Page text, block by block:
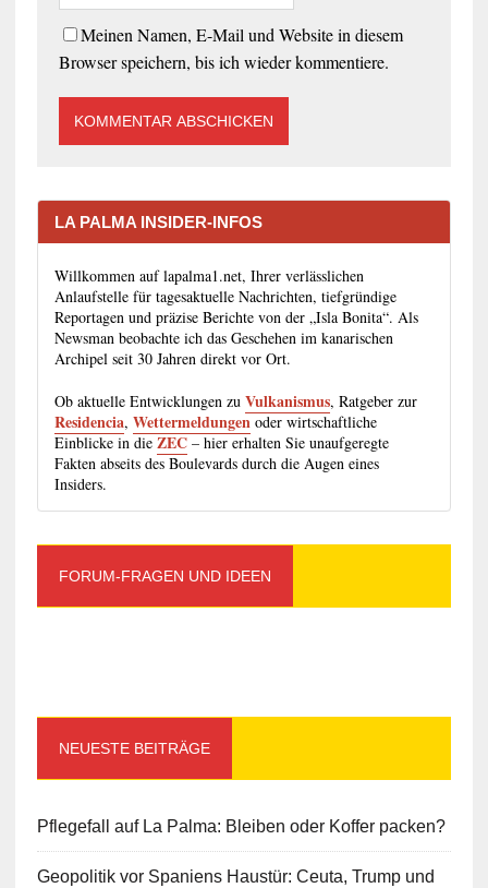
Meinen Namen, E-Mail und Website in diesem
Browser speichern, bis ich wieder kommentiere.
LA PALMA INSIDER-INFOS
Willkommen auf lapalma1.net, Ihrer verlässlichen
Anlaufstelle für tagesaktuelle Nachrichten, tiefgründige
Reportagen und präzise Berichte von der „Isla Bonita“. Als
Newsman beobachte ich das Geschehen im kanarischen
Archipel seit 30 Jahren direkt vor Ort.
Ob aktuelle Entwicklungen zu Vulkanismus, Ratgeber zur
Residencia, Wettermeldungenoder wirtschaftliche
Einblicke in die ZEC– hier erhalten Sie unaufgeregte
Fakten abseits des Boulevards durch die Augen eines
Insiders.
FORUM-FRAGEN UND IDEEN
NEUESTE BEITRÄGE
Pflegefall auf La Palma: Bleiben oder Koffer packen?
Geopolitik vor Spaniens Haustür: Ceuta, Trump und